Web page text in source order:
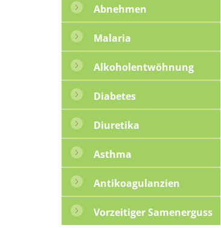
Abnehmen
Malaria
Alkoholentwöhnung
Diabetes
Diuretika
Asthma
Antikoagulanzien
Vorzeitiger Samenerguss